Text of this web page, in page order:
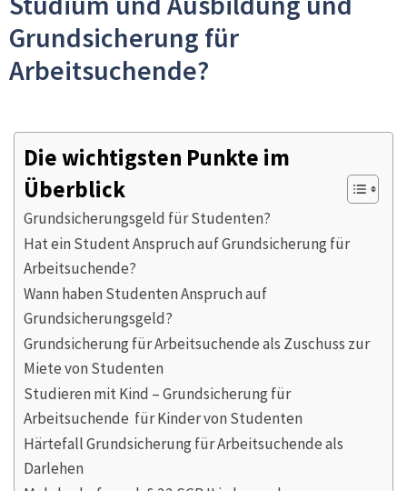
Grundsicherung für
Arbeitsuchende?
Die wichtigsten Punkte im
Überblick
Grundsicherungsgeld für Studenten?
Hat ein Student Anspruch auf Grundsicherung für
Arbeitsuchende?
Wann haben Studenten Anspruch auf
Grundsicherungsgeld?
Grundsicherung für Arbeitsuchende als Zuschuss zur
Miete von Studenten
Studieren mit Kind – Grundsicherung für
Arbeitsuchende für Kinder von Studenten
Härtefall Grundsicherung für Arbeitsuchende als
Darlehen